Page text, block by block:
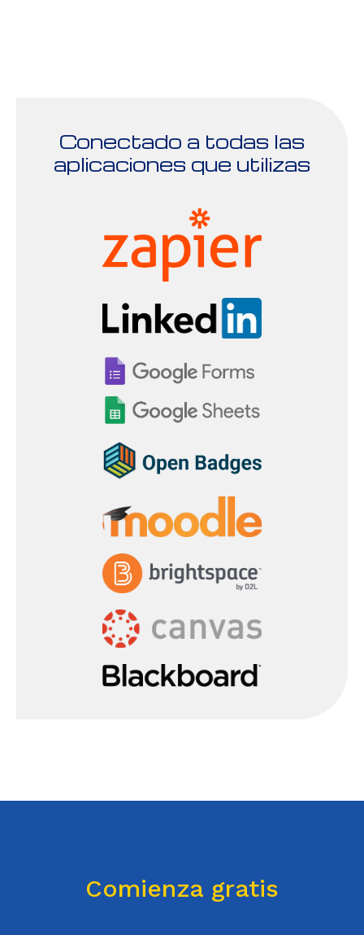
Conectado a todas las
aplicaciones que utilizas
Comienza gratis